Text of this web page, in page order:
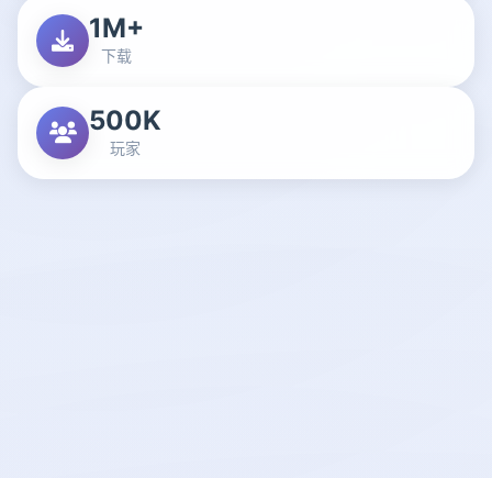
1M+
下载
500K
玩家